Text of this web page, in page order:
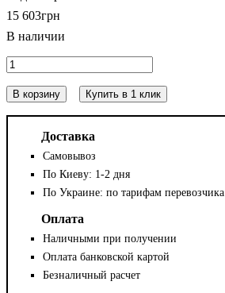
15 603грн
В корзину Купить в 1 клик
Доставка
Самовывоз
По Киеву: 1-2 дня
По Украине: по тарифам перевозчика
Оплата
Наличными при получении
Оплата банковской картой
Безналичный расчет